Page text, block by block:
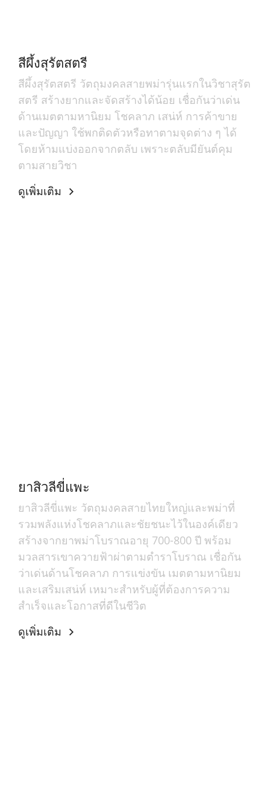
สีผึ้งสุรัตสตรี
สีผึ้งสุรัตสตรี วัตถุมงคลสายพม่ารุ่นแรกในวิชาสุรัต
สตรี สร้างยากและจัดสร้างได้น้อย เชื่อกันว่าเด่น
ด้านเมตตามหานิยม โชคลาภ เสน่ห์ การค้าขาย
และปัญญา ใช้พกติดตัวหรือทาตามจุดต่าง ๆ ได้
โดยห้ามแบ่งออกจากตลับ เพราะตลับมียันต์คุม
ตามสายวิชา
ดูเพิ่มเติม
ยาสิวลีขี่แพะ
ยาสิวลีขี่แพะ วัตถุมงคลสายไทยใหญ่และพม่าที่
รวมพลังแห่งโชคลาภและชัยชนะไว้ในองค์เดียว
สร้างจากยาพม่าโบราณอายุ 700-800 ปี พร้อม
มวลสารเขาควายฟ้าผ่าตามตำราโบราณ เชื่อกัน
ว่าเด่นด้านโชคลาภ การแข่งขัน เมตตามหานิยม
และเสริมเสน่ห์ เหมาะสำหรับผู้ที่ต้องการความ
สำเร็จและโอกาสที่ดีในชีวิต
ดูเพิ่มเติม